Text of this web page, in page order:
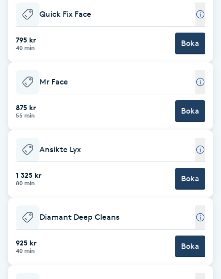
Fotsvamp
Fotvård
Fransar
Fransborttagning
Fransfärgning
Fransförlängning
Fransförlängning Megavolym
Fransk manikyr
Quick Fix Face
795 kr
40 min Boka
Mr Face
875 kr
55 min Boka
Ansikte Lyx
1 325 kr
80 min Boka
Diamant Deep Cleans
925 kr
40 min Boka